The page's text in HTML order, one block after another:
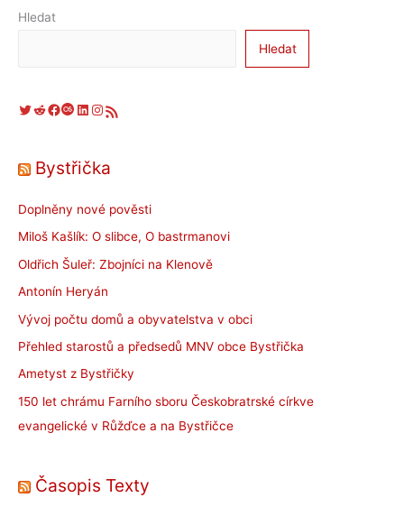
Hledat
Hledat
Twitter Reddit Facebook Last.fm LinkedIn Instagram RSS zdroj
Bystřička
Doplněny nové pověsti
Miloš Kašlík: O slibce, O bastrmanovi
Oldřich Šuleř: Zbojníci na Klenově
Antonín Heryán
Vývoj počtu domů a obyvatelstva v obci
Přehled starostů a předsedů MNV obce Bystřička
Ametyst z Bystřičky
150 let chrámu Farního sboru Českobratrské církve
evangelické v Růžďce a na Bystřičce
Časopis Texty